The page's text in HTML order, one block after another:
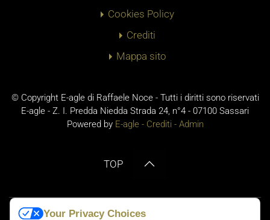
Cookies Policy
Crediti
Mappa sito
© Copyright E-agle di Raffaele Noce - Tutti i diritti sono riservati
E-agle - Z. I. Predda Niedda Strada 24, n°4 - 07100 Sassari
Powered by E-agle - Crediti- Admin
TOP
Your Privacy Choices